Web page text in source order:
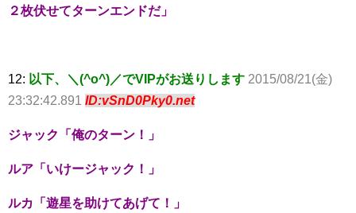
２枚伏せてターンエンドだ」
12: 以下、＼(^o^)／でVIPがお送りします 2015/08/21(金)
23:32:42.891 ID:vSnD0Pky0.net
ジャック「俺のターン！」
ルア「いけージャック！」
ルカ「遊星を助けてあげて！」